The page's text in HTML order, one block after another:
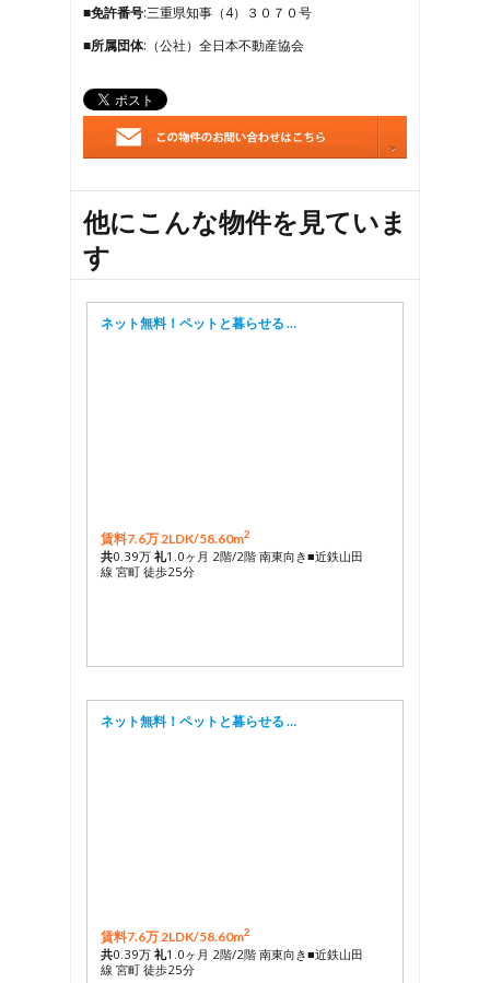
■免許番号:三重県知事（4）３０７０号
■所属団体:（公社）全日本不動産協会
他にこんな物件を見ていま
す
ネット無料！ペットと暮らせる …
賃料7.6万 2LDK/58.60m2
共0.39万 礼1.0ヶ月 2階/2階 南東向き■近鉄山田
線 宮町 徒歩25分
ネット無料！ペットと暮らせる …
賃料7.6万 2LDK/58.60m2
共0.39万 礼1.0ヶ月 2階/2階 南東向き■近鉄山田
線 宮町 徒歩25分